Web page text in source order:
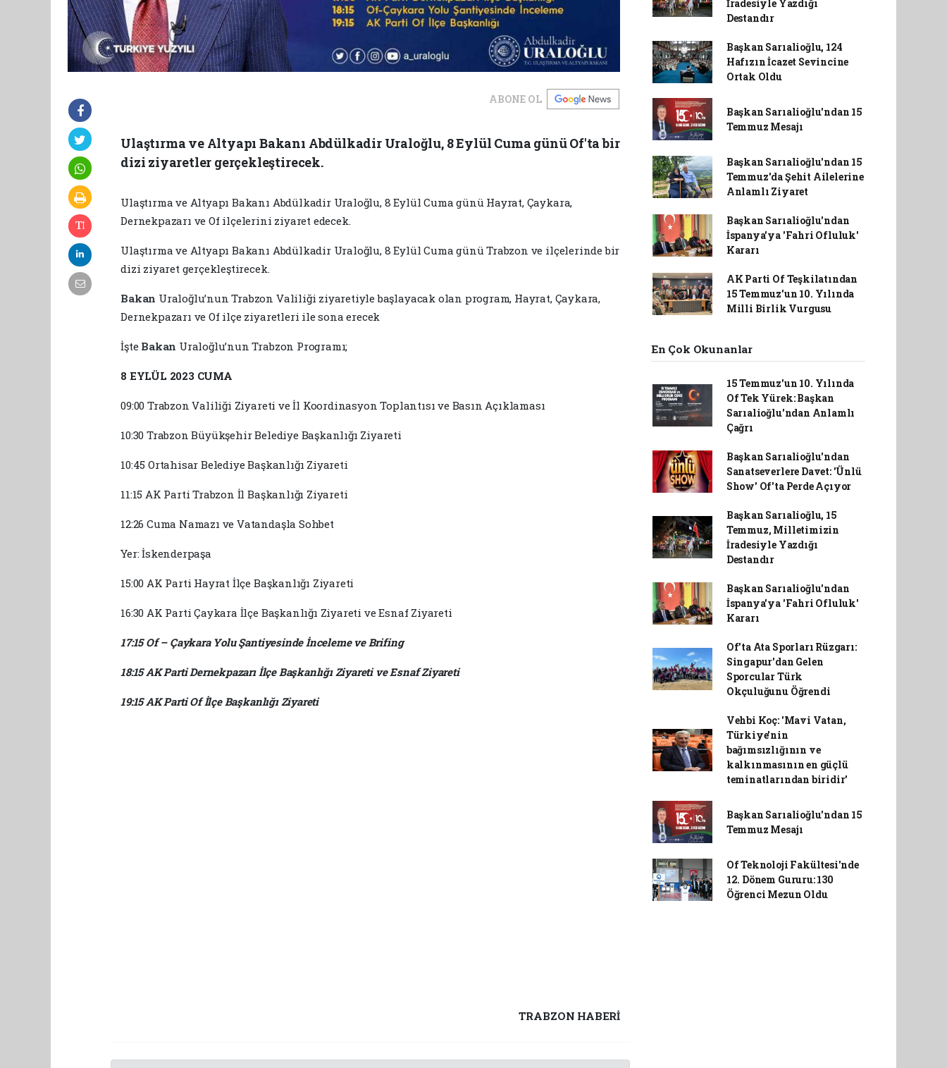
ABONE OL
Ulaştırma ve Altyapı Bakanı Abdülkadir Uraloğlu, 8 Eylül Cuma günü Of'ta bir
dizi ziyaretler gerçekleştirecek.
Ulaştırma ve Altyapı Bakanı Abdülkadir Uraloğlu, 8 Eylül Cuma günü Hayrat, Çaykara,
Dernekpazarı ve Of ilçelerini ziyaret edecek.
Ulaştırma ve Altyapı Bakanı Abdülkadir Uraloğlu, 8 Eylül Cuma günü Trabzon ve ilçelerinde bir
dizi ziyaret gerçekleştirecek.
Bakan Uraloğlu’nun Trabzon Valiliği ziyaretiyle başlayacak olan program, Hayrat, Çaykara,
Dernekpazarı ve Of ilçe ziyaretleri ile sona erecek
İşte Bakan Uraloğlu’nun Trabzon Programı;
8 EYLÜL 2023 CUMA
09:00 Trabzon Valiliği Ziyareti ve İl Koordinasyon Toplantısı ve Basın Açıklaması
10:30 Trabzon Büyükşehir Belediye Başkanlığı Ziyareti
10:45 Ortahisar Belediye Başkanlığı Ziyareti
11:15 AK Parti Trabzon İl Başkanlığı Ziyareti
12:26 Cuma Namazı ve Vatandaşla Sohbet
Yer: İskenderpaşa
15:00 AK Parti Hayrat İlçe Başkanlığı Ziyareti
16:30 AK Parti Çaykara İlçe Başkanlığı Ziyareti ve Esnaf Ziyareti
17:15 Of – Çaykara Yolu Şantiyesinde İnceleme ve Brifing
18:15 AK Parti Dernekpazarı İlçe Başkanlığı Ziyareti ve Esnaf Ziyareti
19:15 AK Parti Of İlçe Başkanlığı Ziyareti
TRABZON HABERİ
İradesiyle Yazdığı
Destandır
Başkan Sarıalioğlu, 124
Hafızın İcazet Sevincine
Ortak Oldu
Başkan Sarıalioğlu'ndan 15
Temmuz Mesajı
Başkan Sarıalioğlu'ndan 15
Temmuz'da Şehit Ailelerine
Anlamlı Ziyaret
Başkan Sarıalioğlu'ndan
İspanya'ya 'Fahri Ofluluk'
Kararı
AK Parti Of Teşkilatından
15 Temmuz'un 10. Yılında
Milli Birlik Vurgusu
En Çok Okunanlar
15 Temmuz'un 10. Yılında
Of Tek Yürek: Başkan
Sarıalioğlu'ndan Anlamlı
Çağrı
Başkan Sarıalioğlu'ndan
Sanatseverlere Davet: 'Ünlü
Show' Of'ta Perde Açıyor
Başkan Sarıalioğlu, 15
Temmuz, Milletimizin
İradesiyle Yazdığı
Destandır
Başkan Sarıalioğlu'ndan
İspanya'ya 'Fahri Ofluluk'
Kararı
Of'ta Ata Sporları Rüzgarı:
Singapur'dan Gelen
Sporcular Türk
Okçuluğunu Öğrendi
Vehbi Koç: 'Mavi Vatan,
Türkiye'nin
bağımsızlığının ve
kalkınmasının en güçlü
teminatlarından biridir'
Başkan Sarıalioğlu'ndan 15
Temmuz Mesajı
Of Teknoloji Fakültesi'nde
12. Dönem Gururu: 130
Öğrenci Mezun Oldu